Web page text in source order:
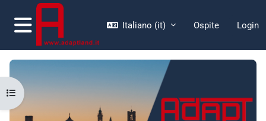
Vai al contenuto principale
Pannello laterale
Italiano ‎(it)‎ Ospite Login
Apri indice del corso